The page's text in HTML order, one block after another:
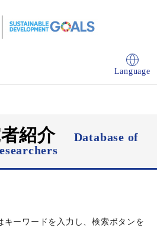
Language
者紹介
Database of
キーワードを入力し、検索ボタンを